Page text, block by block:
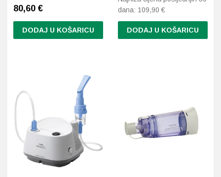
80,60 €
DODAJ U KOŠARICU
dana: 109,90 €
DODAJ U KOŠARICU